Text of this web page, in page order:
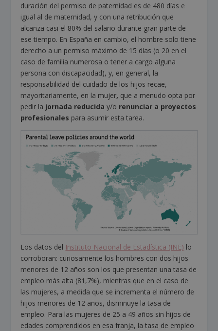
duración del permiso de paternidad es de 480 días e
igual al de maternidad, y con una retribución que
alcanza casi el 80% del salario durante gran parte de
ese tiempo. En España en cambio, el hombre solo tiene
derecho a un permiso máximo de 15 días (o 20 en el
caso de familia numerosa o tener a cargo alguna
persona con discapacidad), y, en general, la
responsabilidad del cuidado de los hijos recae,
mayoritariamente, en la mujer, que a menudo opta por
pedir la jornada reducida y/o renunciar a proyectos
profesionales para asumir esta tarea.
Los datos del Instituto Nacional de Estadística (INE) lo
corroboran: curiosamente los hombres con dos hijos
menores de 12 años son los que presentan una tasa de
empleo más alta (81,7%), mientras que en el caso de
las mujeres, a medida que se incrementa el número de
hijos menores de 12 años, disminuye la tasa de
empleo. Para las mujeres de 25 a 49 años sin hijos de
edades comprendidos en esa franja, la tasa de empleo